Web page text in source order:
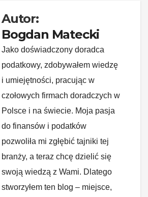
Autor:
Bogdan Matecki
Jako doświadczony doradca
podatkowy, zdobywałem wiedzę
i umiejętności, pracując w
czołowych firmach doradczych w
Polsce i na świecie. Moja pasja
do finansów i podatków
pozwoliła mi zgłębić tajniki tej
branży, a teraz chcę dzielić się
swoją wiedzą z Wami. Dlatego
stworzyłem ten blog – miejsce,